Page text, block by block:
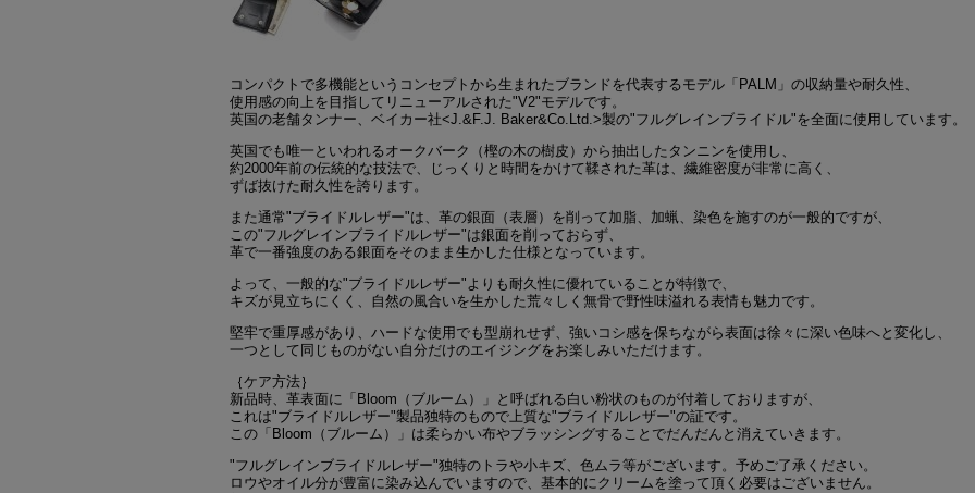
コンパクトで多機能というコンセプトから生まれたブランドを代表するモデル「PALM」の収納量や耐久性、
使用感の向上を目指してリニューアルされた"V2"モデルです。
英国の老舗タンナー、ベイカー社<J.&F.J. Baker&Co.Ltd.>製の"フルグレインブライドル"を全面に使用しています。
英国でも唯一といわれるオークバーク（樫の木の樹皮）から抽出したタンニンを使用し、
約2000年前の伝統的な技法で、じっくりと時間をかけて鞣された革は、繊維密度が非常に高く、
ずば抜けた耐久性を誇ります。
また通常"ブライドルレザー"は、革の銀面（表層）を削って加脂、加蝋、染色を施すのが一般的ですが、
この"フルグレインブライドルレザー"は銀面を削っておらず、
革で一番強度のある銀面をそのまま生かした仕様となっています。
よって、一般的な"ブライドルレザー"よりも耐久性に優れていることが特徴で、
キズが見立ちにくく、自然の風合いを生かした荒々しく無骨で野性味溢れる表情も魅力です。
堅牢で重厚感があり、ハードな使用でも型崩れせず、強いコシ感を保ちながら表面は徐々に深い色味へと変化し、
一つとして同じものがない自分だけのエイジングをお楽しみいただけます。
｛ケア方法｝
新品時、革表面に「Bloom（ブルーム）」と呼ばれる白い粉状のものが付着しておりますが、
これは"ブライドルレザー"製品独特のもので上質な"ブライドルレザー"の証です。
この「Bloom（ブルーム）」は柔らかい布やブラッシングすることでだんだんと消えていきます。
"フルグレインブライドルレザー"独特のトラや小キズ、色ムラ等がございます。予めご了承ください。
ロウやオイル分が豊富に染み込んでいますので、基本的にクリームを塗って頂く必要はございません。